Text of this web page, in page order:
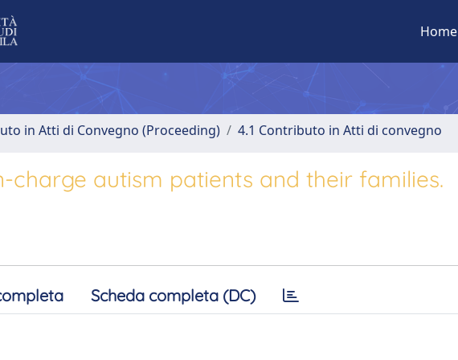
Home
in Atti di Convegno (Proceeding) 4.1 Contributo in Atti di convegno
charge autism patients and their families.
Scheda completa (DC)